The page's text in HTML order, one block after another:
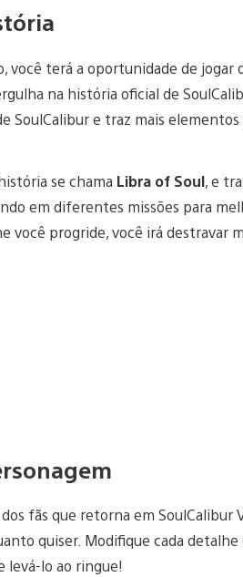
você terá a oportunidade de
na história oficial de
SoulCalibur e traz mais
se chama Libra of Soul, e
em diferentes missões para
você progride, você irá destravar
fãs que retorna em SoulCalibur
quiser. Modifique cada detalhe
levá-lo ao ringue!